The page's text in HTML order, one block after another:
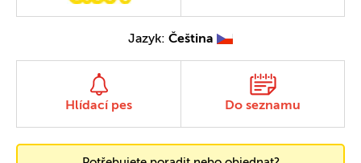
Jazyk: Čeština
Hlídací pes Do seznamu